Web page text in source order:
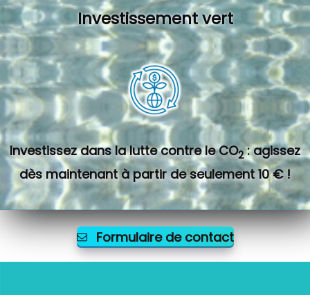
Investissement vert
Investissez dans la lutte contre le CO2 : agissez
dès maintenant à partir de seulement 10 € !
Formulaire de contact